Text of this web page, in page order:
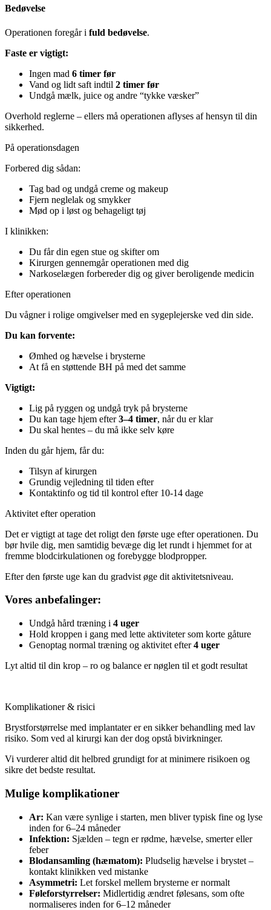
Bedøvelse
Operationen foregår i fuld bedøvelse.
Faste er vigtigt:
Ingen mad 6 timer før
Vand og lidt saft indtil 2 timer før
Undgå mælk, juice og andre “tykke væsker”
Overhold reglerne – ellers må operationen aflyses af hensyn til din
sikkerhed.
På operationsdagen
Forbered dig sådan:
Tag bad og undgå creme og makeup
Fjern neglelak og smykker
Mød op i løst og behageligt tøj
I klinikken:
Du får din egen stue og skifter om
Kirurgen gennemgår operationen med dig
Narkoselægen forbereder dig og giver beroligende medicin
Efter operationen
Du vågner i rolige omgivelser med en sygeplejerske ved din side.
Du kan forvente:
Ømhed og hævelse i brysterne
At få en støttende BH på med det samme
Vigtigt:
Lig på ryggen og undgå tryk på brysterne
Du kan tage hjem efter3–4 timer, når du er klar
Du skal hentes – du må ikke selv køre
Inden du går hjem, får du:
Tilsyn af kirurgen
Grundig vejledning til tiden efter
Kontaktinfo og tid til kontrol efter 10-14 dage
Aktivitet efter operation
Det er vigtigt at tage det roligt den første uge efter operationen. Du
bør hvile dig, men samtidig bevæge dig let rundt i hjemmet for at
fremme blodcirkulationen og forebygge blodpropper.
Efter den første uge kan du gradvist øge dit aktivitetsniveau.
Vores anbefalinger:
Undgå hård træning i 4 uger
Hold kroppen i gang med lette aktiviteter som korte gåture
Genoptag normal træning og aktivitet efter4 uger
Lyt altid til din krop – ro og balance er nøglen til et godt resultat
Komplikationer & risici
Brystforstørrelse med implantater er en sikker behandling med lav
risiko. Som ved al kirurgi kan der dog opstå bivirkninger.
Vi vurderer altid dit helbred grundigt for at minimere risikoen og
sikre det bedste resultat.
Mulige komplikationer
Ar: Kan være synlige i starten, men bliver typisk fine og lyse
inden for 6–24 måneder
Infektion: Sjælden – tegn er rødme, hævelse, smerter eller
feber
Blodansamling (hæmatom): Pludselig hævelse i brystet –
kontakt klinikken ved mistanke
Asymmetri: Let forskel mellem brysterne er normalt
Føleforstyrrelser: Midlertidig ændret følesans, som ofte
normaliseres inden for 6–12 måneder